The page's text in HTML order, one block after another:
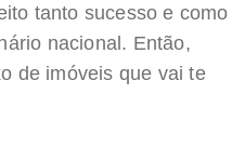
tanto sucesso e como
nacional. Então,
de imóveis que vai te